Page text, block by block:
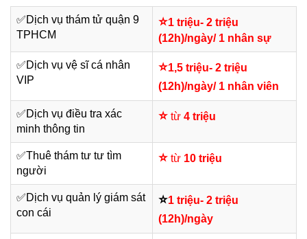
✅Dịch vụ thám tử quận 9
TPHCM
⭐1 triệu- 2 triệu
(12h)/ngày/ 1 nhân sự
✅Dịch vụ vệ sĩ cá nhân
VIP
⭐1,5 triệu- 2 triệu
(12h)/ngày/ 1 nhân viên
✅Dịch vụ điều tra xác
minh thông tin
⭐ từ 4 triệu
✅Thuê thám tư tư tìm
người
⭐ từ 10 triệu
✅Dịch vụ quản lý giám sát
con cái
⭐1 triệu- 2 triệu
(12h)/ngày